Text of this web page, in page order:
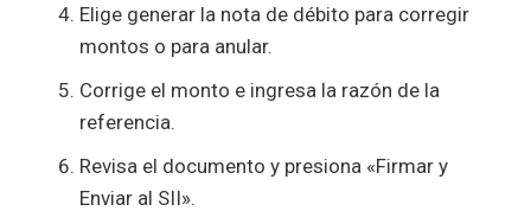
Elige generar la nota de débito para corregir
montos o para anular.
Corrige el monto e ingresa la razón de la
referencia.
Revisa el documento y presiona «Firmar y
Enviar al SII».